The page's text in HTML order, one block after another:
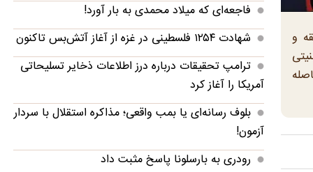
و
فاجعه‌ای که میلاد محمدی به بار آورد!
شهادت ۱۲۵۴ فلسطینی در غزه از آغاز آتش‌بس تاکنون
ترامپ تحقیقات درباره درز اطلاعات ذخایر تسلیحاتی
آمریکا را آغاز کرد
بلوف رسانه‌ای یا بمب واقعی؛ مذاکره استقلال با سردار
آزمون!
رودری به بارسلونا پاسخ مثبت داد